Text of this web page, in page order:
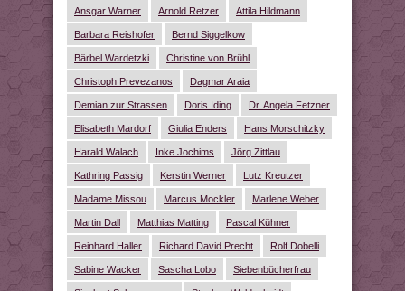
Ansgar Warner Arnold Retzer Attila Hildmann
Barbara Reishofer Bernd Siggelkow
Bärbel Wardetzki Christine von Brühl
Christoph Prevezanos Dagmar Araia
Demian zur Strassen Doris Iding Dr. Angela Fetzner
Elisabeth Mardorf Giulia Enders Hans Morschitzky
Harald Walach Inke Jochims Jörg Zittlau
Kathring Passig Kerstin Werner Lutz Kreutzer
Madame Missou Marcus Mockler Marlene Weber
Martin Dall Matthias Matting Pascal Kühner
Reinhard Haller Richard David Precht Rolf Dobelli
Sabine Wacker Sascha Lobo Siebenbücherfrau